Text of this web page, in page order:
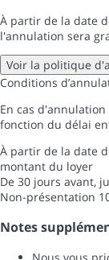
À partir de la date
l'annulation sera
Voir la politique
Conditions
En cas
fonction du délai
À partir de la date
montant du loyer
De 30 jours avant,
Non-présentation
Notes